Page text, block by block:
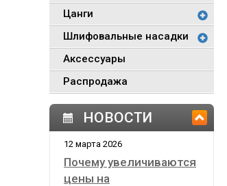
Цанги
Шлифовальные насадки
Аксессуары
Распродажа
НОВОСТИ
12 марта 2026
Почему увеличиваются
цены на